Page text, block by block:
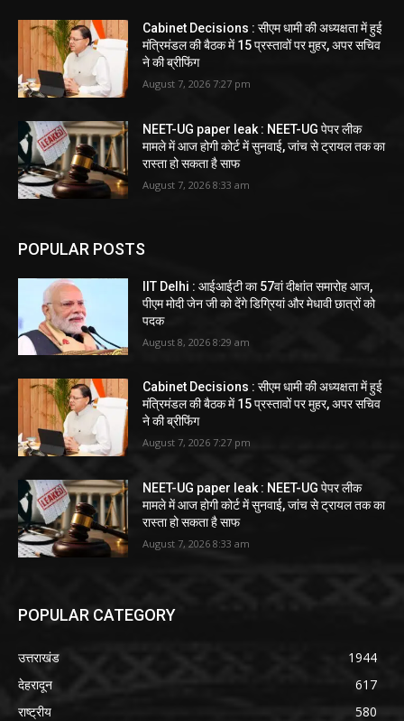
Cabinet Decisions : सीएम धामी की अध्यक्षता में हुई
मंत्रिमंडल की बैठक में 15 प्रस्तावों पर मुहर, अपर सचिव
ने की ब्रीफिंग
August 7, 2026 7:27 pm
NEET-UG paper leak : NEET-UG पेपर लीक
मामले में आज होगी कोर्ट में सुनवाई, जांच से ट्रायल तक का
रास्ता हो सकता है साफ
August 7, 2026 8:33 am
POPULAR POSTS
IIT Delhi : आईआईटी का 57वां दीक्षांत समारोह आज,
पीएम मोदी जेन जी को देंगे डिग्रियां और मेधावी छात्रों को
पदक
August 8, 2026 8:29 am
Cabinet Decisions : सीएम धामी की अध्यक्षता में हुई
मंत्रिमंडल की बैठक में 15 प्रस्तावों पर मुहर, अपर सचिव
ने की ब्रीफिंग
August 7, 2026 7:27 pm
NEET-UG paper leak : NEET-UG पेपर लीक
मामले में आज होगी कोर्ट में सुनवाई, जांच से ट्रायल तक का
रास्ता हो सकता है साफ
August 7, 2026 8:33 am
POPULAR CATEGORY
उत्तराखंड
1944
देहरादून
617
राष्ट्रीय
580